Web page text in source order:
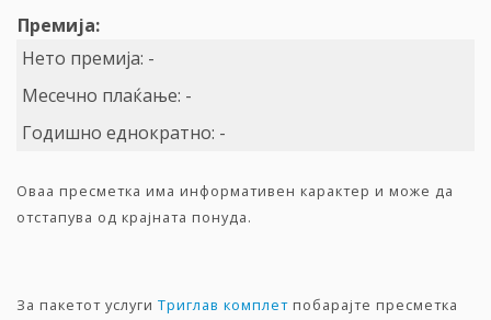
Премија:
Нето премија: -
Месечно плаќање: -
Годишно еднократно: -
Оваа пресметка има информативен карактер и може да
отстапува од крајната понуда.
За пакетот услуги Триглав комплет побарајте пресметка